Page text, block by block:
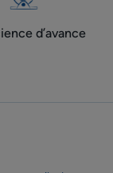
d’avance